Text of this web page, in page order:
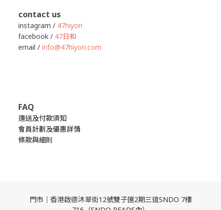
contact us
instagram / 47hiyori
facebook / 47日和
email / info@47hiyori.com
FAQ
運送及付款須知
會員計劃及優惠詳情
條款與細則
門市｜香港啟德沐翠街12號雙子匯2期三道SNDO 7樓